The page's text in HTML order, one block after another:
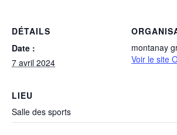
DÉTAILS
Date :
7 avril 2024
montanay
Voir le site
LIEU
Salle des sports